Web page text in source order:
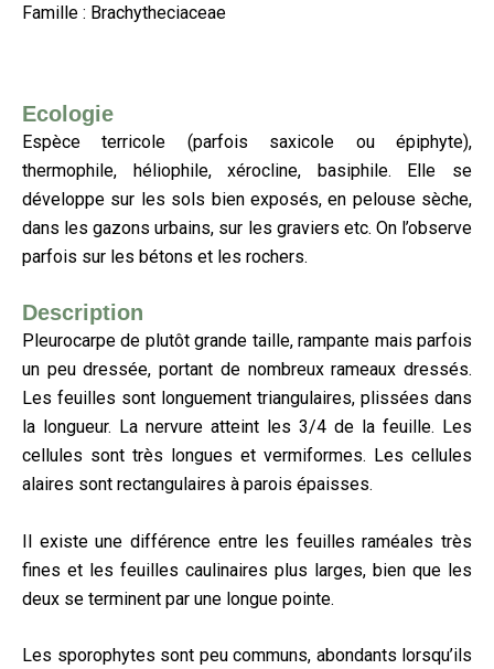
Famille : Brachytheciaceae
Ecologie
Espèce terricole (parfois saxicole ou épiphyte),
thermophile, héliophile, xérocline, basiphile. Elle se
développe sur les sols bien exposés, en pelouse sèche,
dans les gazons urbains, sur les graviers etc. On l’observe
parfois sur les bétons et les rochers.
Description
Pleurocarpe de plutôt grande taille, rampante mais parfois
un peu dressée, portant de nombreux rameaux dressés.
Les feuilles sont longuement triangulaires, plissées dans
la longueur. La nervure atteint les 3/4 de la feuille. Les
cellules sont très longues et vermiformes. Les cellules
alaires sont rectangulaires à parois épaisses.
Il existe une différence entre les feuilles raméales très
fines et les feuilles caulinaires plus larges, bien que les
deux se terminent par une longue pointe.
Les sporophytes sont peu communs, abondants lorsqu’ils